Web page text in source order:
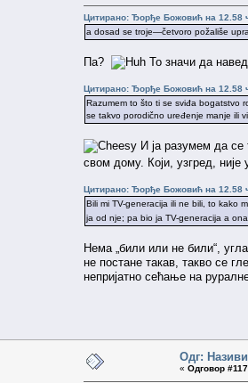
Цитирано: Ђорђе Божовић на 12.58
a dosad se troje—četvoro požališe
Па? То значи да
Цитирано: Ђорђе Божовић на 12.58
Razumem to što ti se sviđa bogatstvo
se takvo porodično uređenje manje ili
И ја разумем да се
свом дому. Који, узгред,
Цитирано: Ђорђе Божовић на 12.58
Bili mi TV-generacija ili ne bili, to kako
ja od nje; pa bio ja TV-generacija a
Нема „били или не били“,
не постане такав, такво се
непријатно сећање на
Одг:
« Одговор